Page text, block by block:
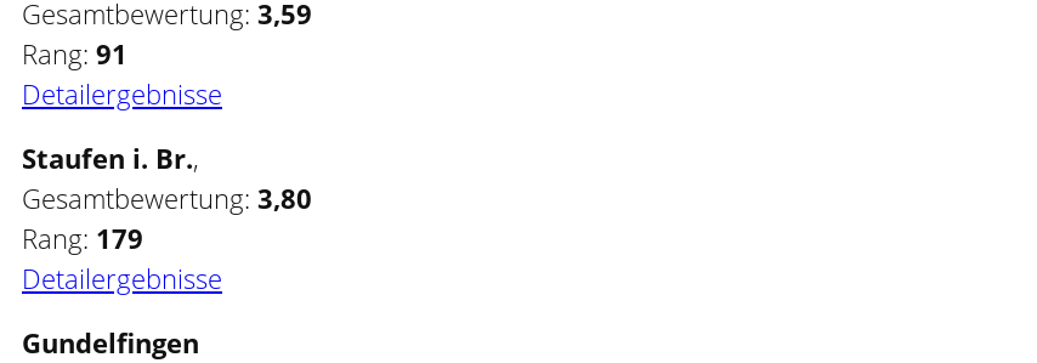
Gesamtbewertung: 3,59
Rang: 91
Detailergebnisse
Staufen i. Br.,
Gesamtbewertung: 3,80
Rang: 179
Detailergebnisse
Gundelfingen